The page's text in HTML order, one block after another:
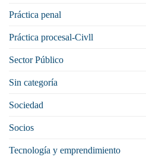
Práctica penal
Práctica procesal-Civll
Sector Público
Sin categoría
Sociedad
Socios
Tecnología y emprendimiento